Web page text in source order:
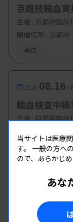
京臨技輸血
主催 : 京都府臨床
開催場所 : 京都府
輸血
2026. 08.16（
輸血検査中
主催 :群馬県臨床
08.22（
石川県合同
石川県合同
当サイトは医療
す。 一般の方へ
ので、あらかじ
あな